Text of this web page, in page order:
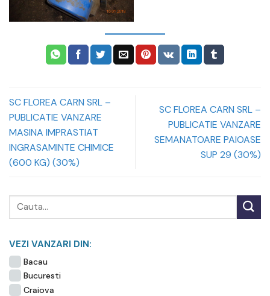
SC FLOREA CARN SRL –
PUBLICATIE VANZARE
MASINA IMPRASTIAT
INGRASAMINTE CHIMICE
(600 KG) (30%)
SC FLOREA CARN SRL –
PUBLICATIE VANZARE
SEMANATOARE PAIOASE
SUP 29 (30%)
VEZI VANZARI DIN:
Bacau
Bucuresti
Craiova